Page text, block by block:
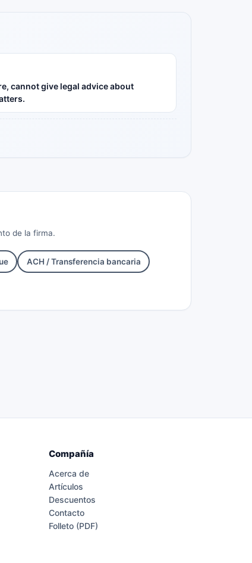
cannot give legal advice about
de la firma.
ACH / Transferencia bancaria
Compañía
Acerca de
Artículos
Descuentos
Contacto
Folleto (PDF)